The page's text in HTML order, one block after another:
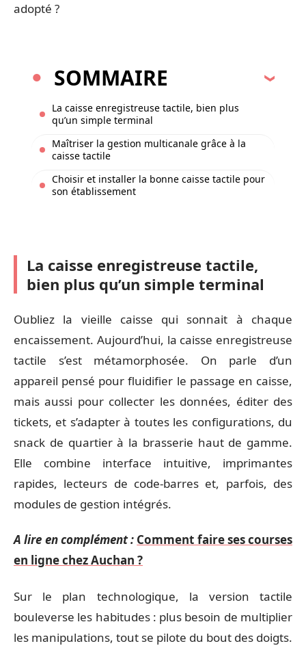
adopté ?
SOMMAIRE
La caisse enregistreuse tactile, bien plus
qu’un simple terminal
Maîtriser la gestion multicanale grâce à la
caisse tactile
Choisir et installer la bonne caisse tactile pour
son établissement
La caisse enregistreuse tactile,
bien plus qu’un simple terminal
Oubliez la vieille caisse qui sonnait à chaque
encaissement. Aujourd’hui, la caisse enregistreuse
tactile s’est métamorphosée. On parle d’un
appareil pensé pour fluidifier le passage en caisse,
mais aussi pour collecter les données, éditer des
tickets, et s’adapter à toutes les configurations, du
snack de quartier à la brasserie haut de gamme.
Elle combine interface intuitive, imprimantes
rapides, lecteurs de code-barres et, parfois, des
modules de gestion intégrés.
A lire en complément : Comment faire ses courses
en ligne chez Auchan ?
Sur le plan technologique, la version tactile
bouleverse les habitudes : plus besoin de multiplier
les manipulations, tout se pilote du bout des doigts.